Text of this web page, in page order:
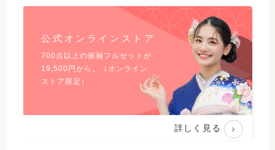
公式オンラインストア
700点以上の振袖フルセットが
19,500 円から。（オンライン
ストア限定）
詳しく見る